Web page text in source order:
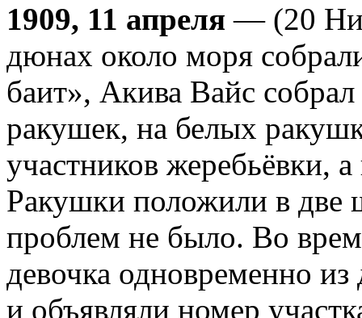
1909, 11 апреля — (20
дюнах около моря
баит», Акива Вайс
ракушек, на белых
участников жеребьёвки,
Ракушки положили в две
проблем не было. Во
девочка одновременно
и объявляли номер